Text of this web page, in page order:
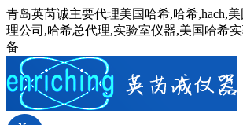
青岛英芮诚主要代理美国哈希,哈希,hach,
理公司,哈希总代理,实验室仪器,美国哈希
备